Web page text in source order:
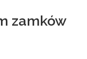
zamków